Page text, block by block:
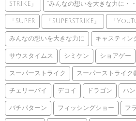
STRIKE」 ”みんなの想いを大きな力に・
「SUPER 「SUPERSTRIKE」 「
みんなの想いを大きな力に キャスティン
サウスタイムス シミケン ショアゲー
スーパーストライク スーパーストライク
チェリーパイ デコイ ドラゴン ハ
バチパターン フィッシングショー フ